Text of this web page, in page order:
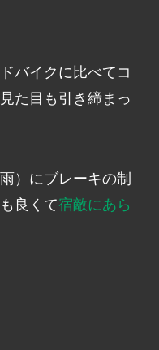
バイクに比べてコ
た目も引き締まっ
）にブレーキの制
良くて宿敵にあら